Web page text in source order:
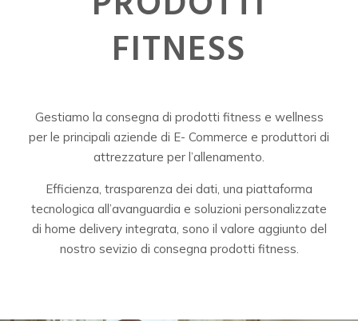
FITNESS
Gestiamo la consegna di prodotti fitness e wellness
per le principali aziende di E- Commerce e produttori di
attrezzature per l’allenamento.
Efficienza, trasparenza dei dati, una piattaforma
tecnologica all’avanguardia e soluzioni personalizzate
di home delivery integrata, sono il valore aggiunto del
nostro sevizio di consegna prodotti fitness.